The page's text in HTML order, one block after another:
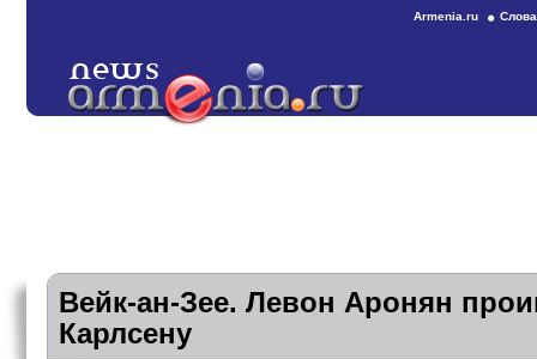
Armenia.ru
Вейк-ан-Зее. Левон Аронян
Карлсену